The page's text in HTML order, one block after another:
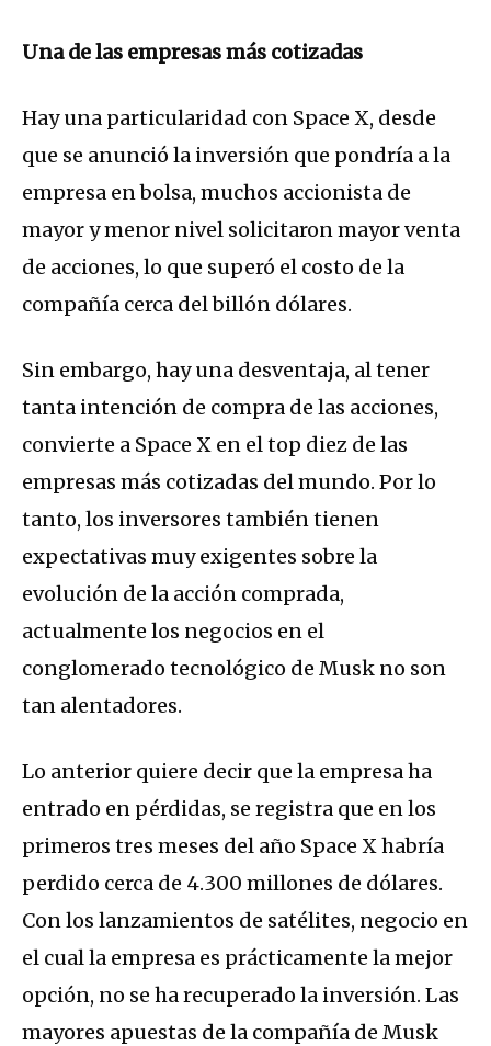
Una de las empresas más cotizadas
Hay una particularidad con Space X, desde
que se anunció la inversión que pondría a la
empresa en bolsa, muchos accionista de
mayor y menor nivel solicitaron mayor venta
de acciones, lo que superó el costo de la
compañía cerca del billón dólares.
Sin embargo, hay una desventaja, al tener
tanta intención de compra de las acciones,
convierte a Space X en el top diez de las
empresas más cotizadas del mundo. Por lo
tanto, los inversores también tienen
expectativas muy exigentes sobre la
evolución de la acción comprada,
actualmente los negocios en el
conglomerado tecnológico de Musk no son
tan alentadores.
Lo anterior quiere decir que la empresa ha
entrado en pérdidas, se registra que en los
primeros tres meses del año Space X habría
perdido cerca de 4.300 millones de dólares.
Con los lanzamientos de satélites, negocio en
el cual la empresa es prácticamente la mejor
opción, no se ha recuperado la inversión. Las
mayores apuestas de la compañía de Musk